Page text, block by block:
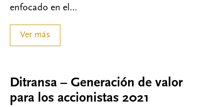
enfocado en el…
Ver más
Ditransa – Generación de valor
para los accionistas 2021